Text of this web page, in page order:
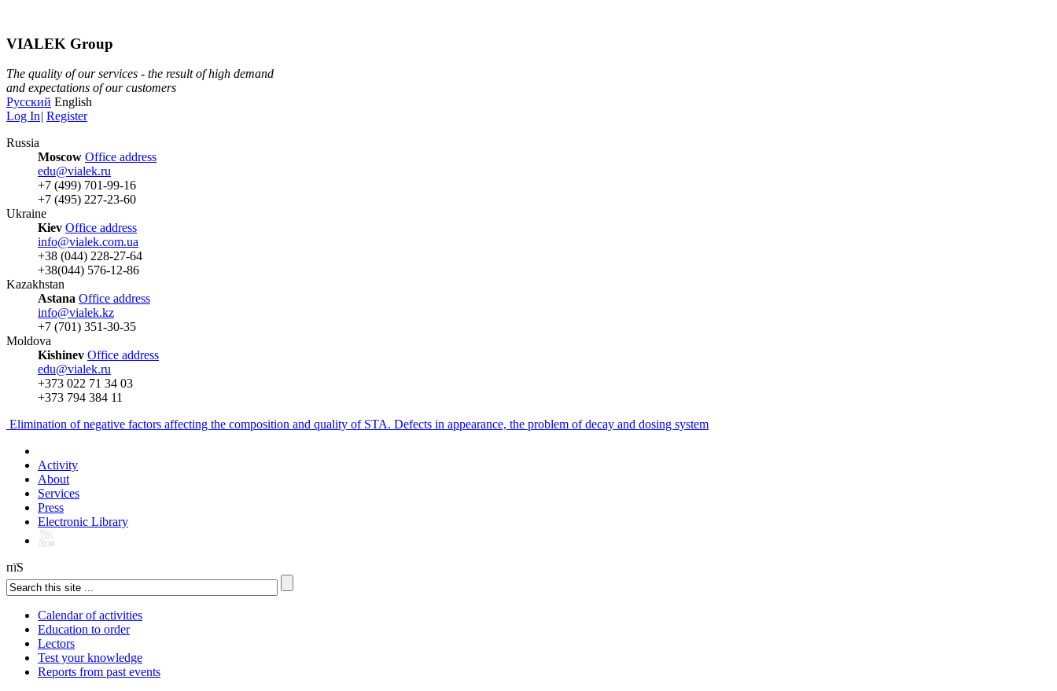
VIALEK Group
The quality of our services - the result of high demand
and expectations of our customers
Русский English
Log In| Register
Russia
Moscow Office address
edu@vialek.ru
+7 (499) 701-99-16
+7 (495) 227-23-60
Ukraine
Kiev Office address
info@vialek.com.ua
+38 (044) 228-27-64
+38(044) 576-12-86
Kazakhstan
Astana Office address
info@vialek.kz
+7 (701) 351-30-35
Moldova
Kishinev Office address
edu@vialek.ru
+373 022 71 34 03
+373 794 384 11
Elimination of negative factors affecting the composition and quality of STA. Defects in appearance, the problem of decay and dosing system
Activity
About
Services
Press
Electronic Library
пїЅ
Calendar of activities
Education to order
Lectors
Test your knowledge
Reports from past events